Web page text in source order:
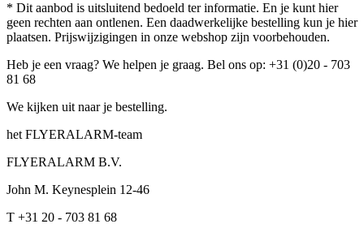
* Dit aanbod is uitsluitend bedoeld ter informatie. En je kunt hier
geen rechten aan ontlenen. Een daadwerkelijke bestelling kun je hier
plaatsen. Prijswijzigingen in onze webshop zijn voorbehouden.
Heb je een vraag? We helpen je graag. Bel ons op: +31 (0)20 - 703
81 68
We kijken uit naar je bestelling.
het FLYERALARM-team
FLYERALARM B.V.
John M. Keynesplein 12-46
T +31 20 - 703 81 68